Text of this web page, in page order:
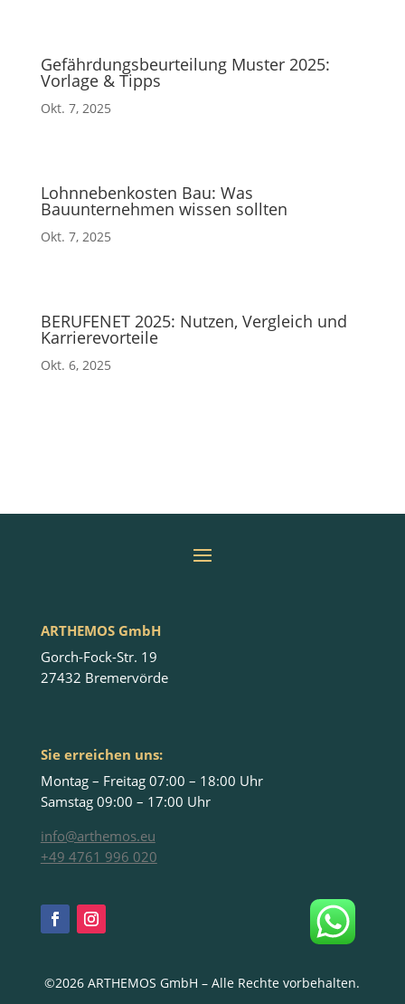
Gefährdungsbeurteilung Muster 2025:
Vorlage & Tipps
Okt. 7, 2025
Lohnnebenkosten Bau: Was
Bauunternehmen wissen sollten
Okt. 7, 2025
BERUFENET 2025: Nutzen, Vergleich und
Karrierevorteile
Okt. 6, 2025
ARTHEMOS GmbH
Gorch-Fock-Str. 19
27432 Bremervörde
Sie erreichen uns:
Montag – Freitag 07:00 – 18:00 Uhr
Samstag 09:00 – 17:00 Uhr
info@arthemos.eu
+49 4761 996 020
©2026 ARTHEMOS GmbH – Alle Rechte vorbehalten.